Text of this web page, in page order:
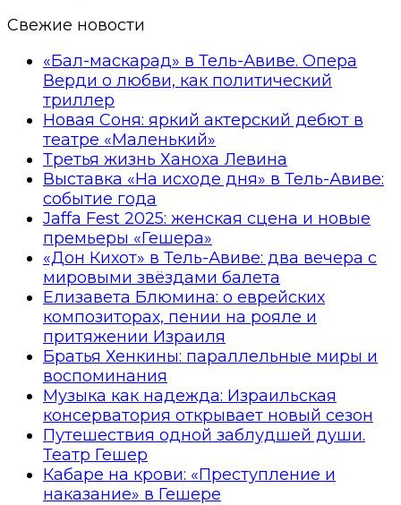
Свежие новости
«Бал-маскарад» в Тель-Авиве. Опера
Верди о любви, как политический
триллер
Новая Соня: яркий актерский дебют в
театре «Маленький»
Третья жизнь Ханоха Левина
Выставка «На исходе дня» в Тель-Авиве:
событие года
Jaffa Fest 2025: женская сцена и новые
премьеры «Гешера»
«Дон Кихот» в Тель-Авиве: два вечера с
мировыми звёздами балета
Елизавета Блюмина: о еврейских
композиторах, пении на рояле и
притяжении Израиля
Братья Хенкины: параллельные миры и
воспоминания
Музыка как надежда: Израильская
консерватория открывает новый сезон
Путешествия одной заблудшей души.
Театр Гешер
Кабаре на крови: «Преступление и
наказание» в Гешере